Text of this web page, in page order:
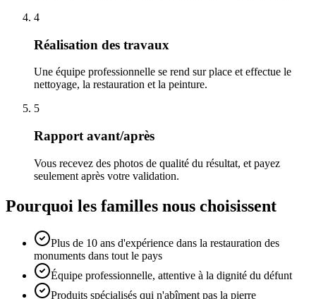
4
Réalisation des travaux
Une équipe professionnelle se rend sur place et effectue le
nettoyage, la restauration et la peinture.
5
Rapport avant/après
Vous recevez des photos de qualité du résultat, et payez
seulement après votre validation.
Pourquoi les familles nous choisissent
Plus de 10 ans d'expérience dans la restauration des
monuments dans tout le pays
Équipe professionnelle, attentive à la dignité du défunt
Produits spécialisés qui n'abîment pas la pierre